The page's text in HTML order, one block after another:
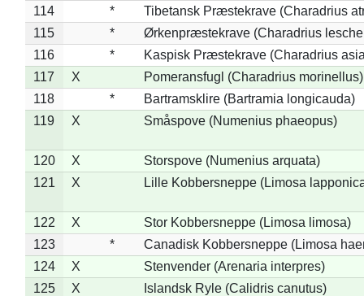
114
*
Tibetansk Præstekrave (Charadrius
115
*
Ørkenpræstekrave (Charadrius
116
*
Kaspisk Præstekrave (Charadrius
117
X
Pomeransfugl (Charadrius morinellus)
118
*
Bartramsklire (Bartramia longicauda)
119
X Småspove (Numenius phaeopus)
120 X
Storspove (Numenius arquata)
121
X Lille Kobbersneppe (Limosa
122 X
Stor Kobbersneppe (Limosa limosa)
123
*
Canadisk Kobbersneppe (Limosa
124
X
Stenvender (Arenaria interpres)
125
X
Islandsk Ryle (Calidris canutus)